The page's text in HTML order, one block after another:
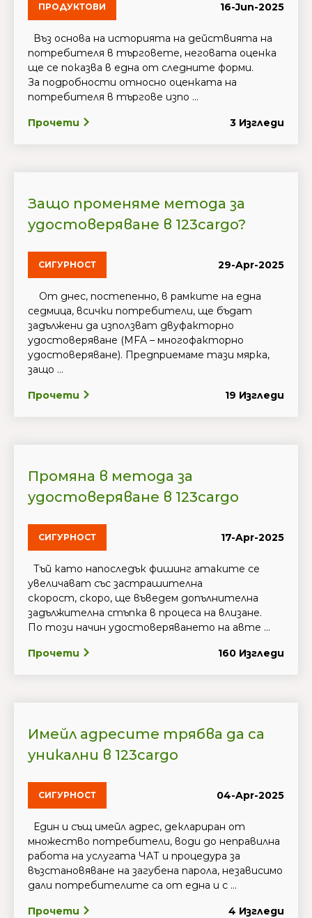
ПРОДУКТОВИ 16-Jun-2025
Въз основа на историята на действията на
потребителя в търговете, неговата оценка
ще се показва в една от следните форми.
За подробности относно оценката на
потребителя в търгове изпо ...
Прочети 3 Изгледи
Защо променяме метода за
удостоверяване в 123cargo?
СИГУРНОСТ 29-Apr-2025
От днес, постепенно, в рамките на една
седмица, всички потребители, ще бъдат
задължени да използват двуфакторно
удостоверяване (MFA – многофакторно
удостоверяване). Предприемаме тази мярка,
защо ...
Прочети 19 Изгледи
Промяна в метода за
удостоверяване в 123cargo
СИГУРНОСТ 17-Apr-2025
Тъй като напоследък фишинг атаките се
увеличават със застрашителна
скорост, скоро, ще въведем допълнителна
задължителна стъпка в процеса на влизане.
По този начин удостоверяването на авте ...
Прочети 160 Изгледи
Имейл адресите трябва да са
уникални в 123cargo
СИГУРНОСТ 04-Apr-2025
Един и същ имейл адрес, деклариран от
множество потребители, води до неправилна
работа на услугата ЧАТ и процедура за
възстановяване на загубена парола, независимо
дали потребителите са от една и с ...
Прочети 4 Изгледи